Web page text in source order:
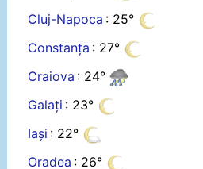
Cluj-Napoca : 25°
Constanța : 27°
Craiova : 24°
Galați : 23°
Iași : 22°
Oradea : 26°